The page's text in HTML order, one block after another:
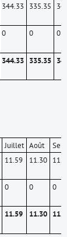
344.33
0
344.33
335.35
0
335.35
0
Juillet
11.59
0
11.59
Août
11.30
0
11.30
Sept
0